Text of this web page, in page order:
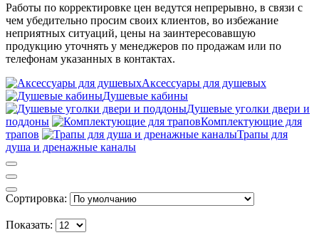
Работы по корректировке цен ведутся непрерывно, в связи с
чем убедительно просим своих клиентов, во избежание
неприятных ситуаций, цены на заинтересовавшую
продукцию уточнять у менеджеров по продажам или по
телефонам указанных в контактах.
Аксессуары для душевых
Душевые кабины
Душевые уголки двери и
поддоны
Комплектующие для
трапов
Трапы для
душа и дренажные каналы
Сортировка:
Показать: